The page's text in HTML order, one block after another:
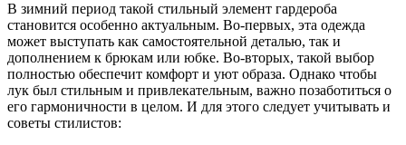
В зимний период такой стильный элемент гардероба
становится особенно актуальным. Во-первых, эта одежда
может выступать как самостоятельной деталью, так и
дополнением к брюкам или юбке. Во-вторых, такой выбор
полностью обеспечит комфорт и уют образа. Однако чтобы
лук был стильным и привлекательным, важно позаботиться о
его гармоничности в целом. И для этого следует учитывать и
советы стилистов: